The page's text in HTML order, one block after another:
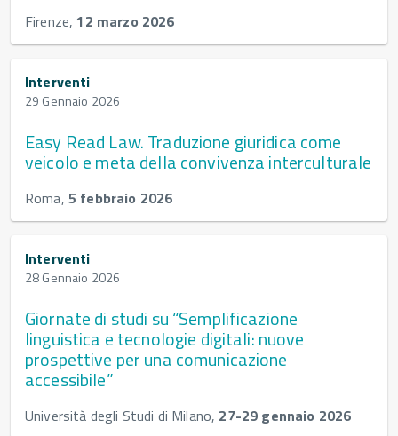
Firenze, 12 marzo 2026
Interventi
29 Gennaio 2026
Easy Read Law. Traduzione giuridica come
veicolo e meta della convivenza interculturale
Roma, 5 febbraio 2026
Interventi
28 Gennaio 2026
Giornate di studi su “Semplificazione
linguistica e tecnologie digitali: nuove
prospettive per una comunicazione
accessibile”
Università degli Studi di Milano, 27-29 gennaio 2026